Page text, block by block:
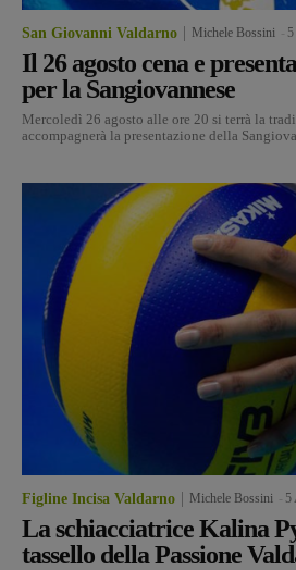
San Giovanni Valdarno Michele Bossini
Il 26 agosto cena e
per la Sangiovannese
Mercoledì 26 agosto alle ore 20 si terrà la
accompagnerà la presentazione della
Figline Incisa Valdarno Michele Bossini 5
La schiacciatrice Kalina
tassello della Passione